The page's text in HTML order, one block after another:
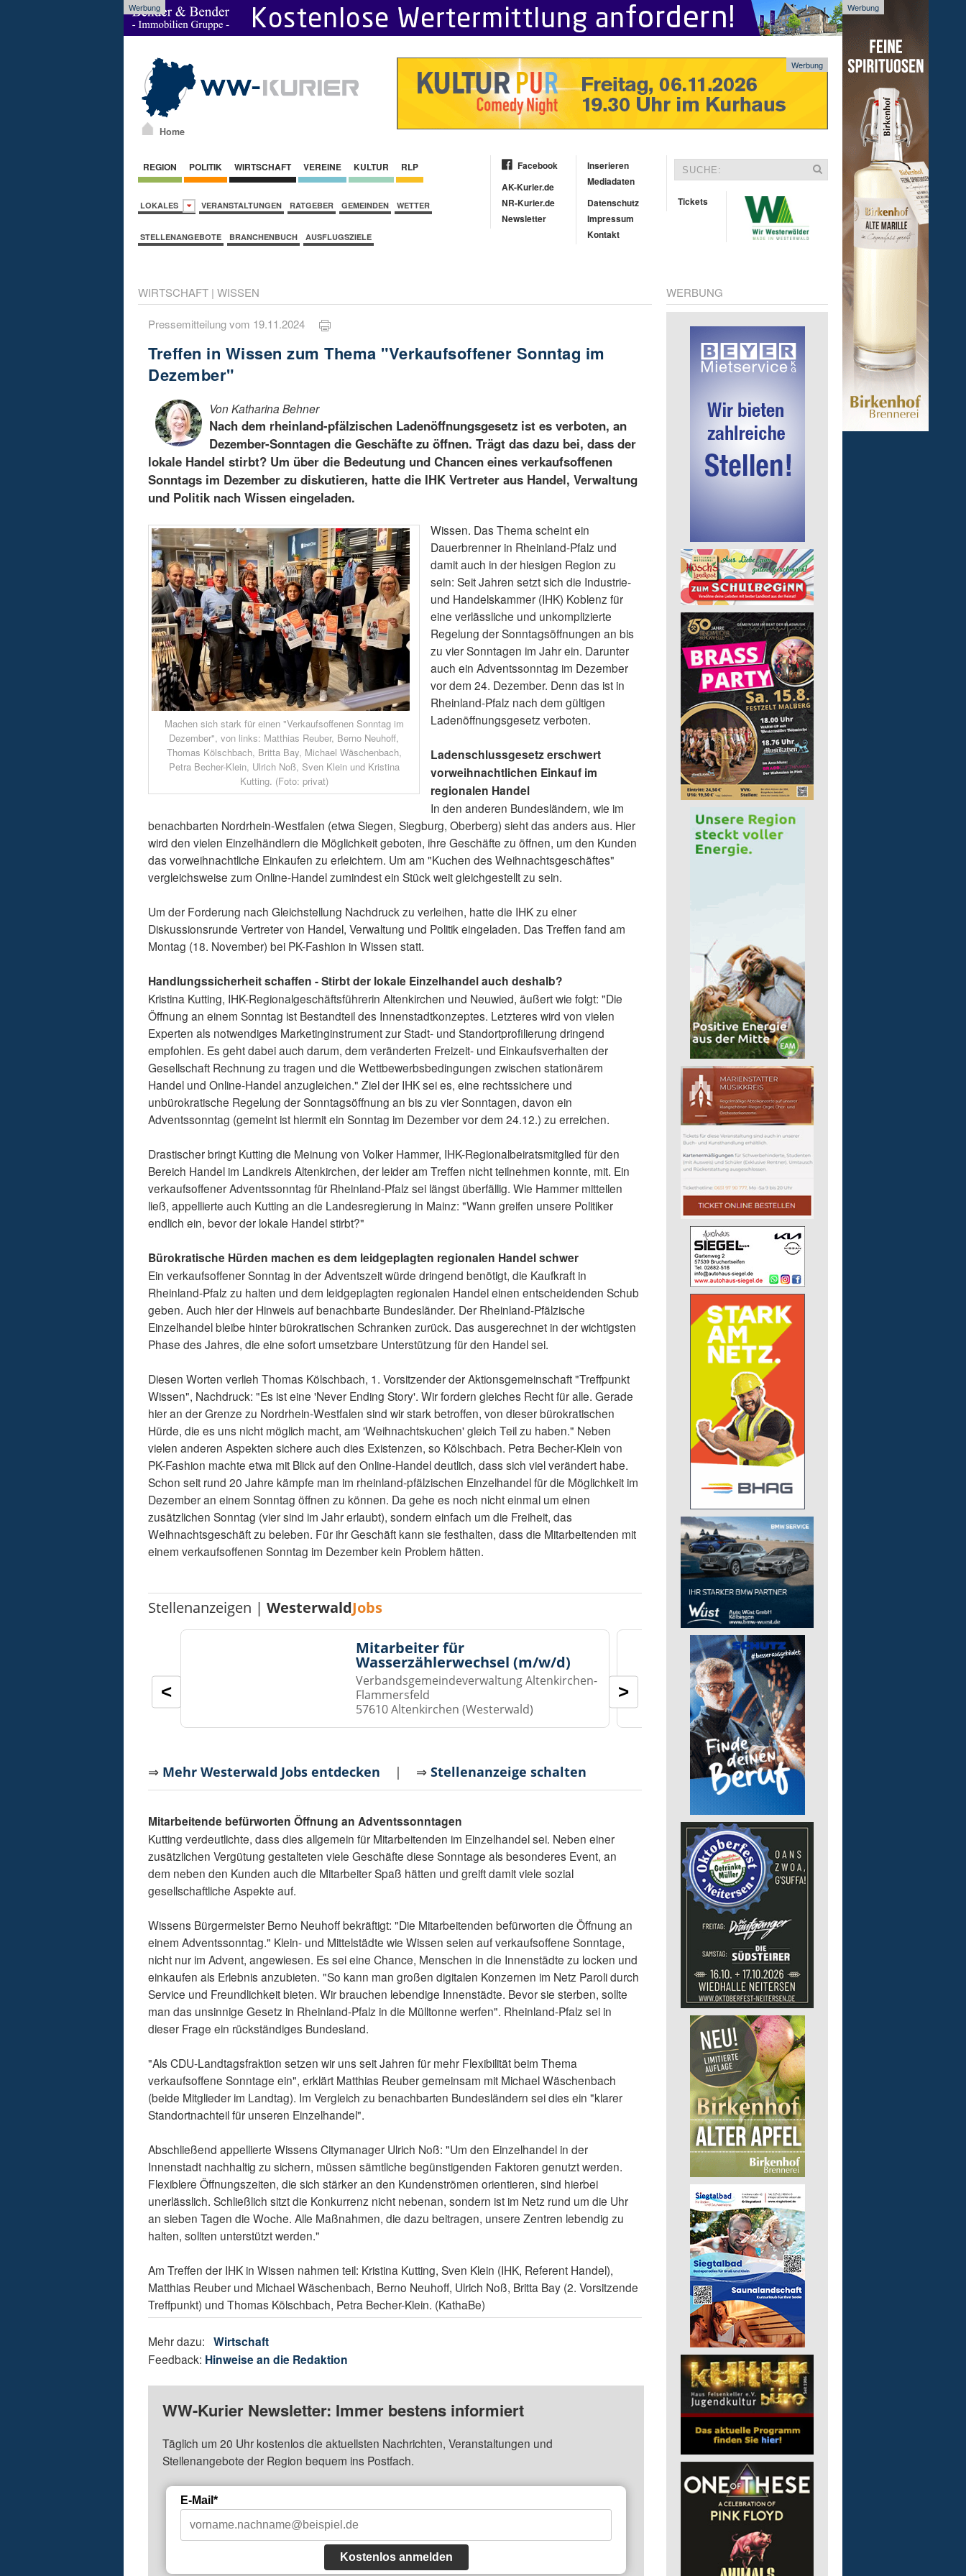
Werbung Werbung
Home
Werbung
REGION POLITIK WIRTSCHAFT VEREINE KULTUR RLP
LOKALES VERANSTALTUNGEN RATGEBER GEMEINDEN WETTER
STELLENANGEBOTE BRANCHENBUCH AUSFLUGSZIELE
Facebook
AK-Kurier.de
NR-Kurier.de
Newsletter
Inserieren
Mediadaten
Datenschutz
Impressum
Kontakt
Tickets
WIRTSCHAFT | WISSEN
Pressemitteilung vom 19.11.2024
Treffen in Wissen zum Thema "Verkaufsoffener Sonntag im
Dezember"
Von Katharina Behner
Nach dem rheinland-pfälzischen Ladenöffnungsgesetz ist es verboten, an
Dezember-Sonntagen die Geschäfte zu öffnen. Trägt das dazu bei, dass der
lokale Handel stirbt? Um über die Bedeutung und Chancen eines verkaufsoffenen
Sonntags im Dezember zu diskutieren, hatte die IHK Vertreter aus Handel, Verwaltung
und Politik nach Wissen eingeladen.
Machen sich stark für einen "Verkaufsoffenen Sonntag im
Dezember", von links: Matthias Reuber, Berno Neuhoff,
Thomas Kölschbach, Britta Bay, Michael Wäschenbach,
Petra Becher-Klein, Ulrich Noß, Sven Klein und Kristina
Kutting. (Foto: privat)
Wissen. Das Thema scheint ein
Dauerbrenner in Rheinland-Pfalz und
damit auch in der hiesigen Region zu
sein: Seit Jahren setzt sich die Industrie-
und Handelskammer (IHK) Koblenz für
eine verlässliche und unkomplizierte
Regelung der Sonntagsöffnungen an bis
zu vier Sonntagen im Jahr ein. Darunter
auch ein Adventssonntag im Dezember
vor dem 24. Dezember. Denn das ist in
Rheinland-Pfalz nach dem gültigen
Ladenöffnungsgesetz verboten.
Ladenschlussgesetz erschwert
vorweihnachtlichen Einkauf im
regionalen Handel
In den anderen Bundesländern, wie im
benachbarten Nordrhein-Westfalen (etwa Siegen, Siegburg, Oberberg) sieht das anders aus. Hier
wird den vielen Einzelhändlern die Möglichkeit geboten, ihre Geschäfte zu öffnen, um den Kunden
das vorweihnachtliche Einkaufen zu erleichtern. Um am "Kuchen des Weihnachtsgeschäftes"
vergleichsweise zum Online-Handel zumindest ein Stück weit gleichgestellt zu sein.
Um der Forderung nach Gleichstellung Nachdruck zu verleihen, hatte die IHK zu einer
Diskussionsrunde Vertreter von Handel, Verwaltung und Politik eingeladen. Das Treffen fand am
Montag (18. November) bei PK-Fashion in Wissen statt.
Handlungssicherheit schaffen - Stirbt der lokale Einzelhandel auch deshalb?
Kristina Kutting, IHK-Regionalgeschäftsführerin Altenkirchen und Neuwied, äußert wie folgt: "Die
Öffnung an einem Sonntag ist Bestandteil des Innenstadtkonzeptes. Letzteres wird von vielen
Experten als notwendiges Marketinginstrument zur Stadt- und Standortprofilierung dringend
empfohlen. Es geht dabei auch darum, dem veränderten Freizeit- und Einkaufsverhalten der
Gesellschaft Rechnung zu tragen und die Wettbewerbsbedingungen zwischen stationärem
Handel und Online-Handel anzugleichen." Ziel der IHK sei es, eine rechtssichere und
unbürokratische Regelung der Sonntagsöffnung an bis zu vier Sonntagen, davon ein
Adventssonntag (gemeint ist hiermit ein Sonntag im Dezember vor dem 24.12.) zu erreichen.
Drastischer bringt Kutting die Meinung von Volker Hammer, IHK-Regionalbeiratsmitglied für den
Bereich Handel im Landkreis Altenkirchen, der leider am Treffen nicht teilnehmen konnte, mit. Ein
verkaufsoffener Adventssonntag für Rheinland-Pfalz sei längst überfällig. Wie Hammer mitteilen
ließ, appellierte auch Kutting an die Landesregierung in Mainz: "Wann greifen unsere Politiker
endlich ein, bevor der lokale Handel stirbt?"
Bürokratische Hürden machen es dem leidgeplagten regionalen Handel schwer
Ein verkaufsoffener Sonntag in der Adventszeit würde dringend benötigt, die Kaufkraft in
Rheinland-Pfalz zu halten und dem leidgeplagten regionalen Handel einen entscheidenden Schub
geben. Auch hier der Hinweis auf benachbarte Bundesländer. Der Rheinland-Pfälzische
Einzelhandel bleibe hinter bürokratischen Schranken zurück. Das ausgerechnet in der wichtigsten
Phase des Jahres, die eine sofort umsetzbare Unterstützung für den Handel sei.
Diesen Worten verlieh Thomas Kölschbach, 1. Vorsitzender der Aktionsgemeinschaft "Treffpunkt
Wissen", Nachdruck: "Es ist eine 'Never Ending Story'. Wir fordern gleiches Recht für alle. Gerade
hier an der Grenze zu Nordrhein-Westfalen sind wir stark betroffen, von dieser bürokratischen
Hürde, die es uns nicht möglich macht, am 'Weihnachtskuchen' gleich Teil zu haben." Neben
vielen anderen Aspekten sichere auch dies Existenzen, so Kölschbach. Petra Becher-Klein von
PK-Fashion machte etwa mit Blick auf den Online-Handel deutlich, dass sich viel verändert habe.
Schon seit rund 20 Jahre kämpfe man im rheinland-pfälzischen Einzelhandel für die Möglichkeit im
Dezember an einem Sonntag öffnen zu können. Da gehe es noch nicht einmal um einen
zusätzlichen Sonntag (vier sind im Jahr erlaubt), sondern einfach um die Freiheit, das
Weihnachtsgeschäft zu beleben. Für ihr Geschäft kann sie festhalten, dass die Mitarbeitenden mit
einem verkaufsoffenen Sonntag im Dezember kein Problem hätten.
Stellenanzeigen |WesterwaldJobs
Mitarbeiter für
Wasserzählerwechsel (m/w/d)
Verbandsgemeindeverwaltung Altenkirchen-
Flammersfeld
57610 Altenkirchen (Westerwald)
Pädagogische
für die
Lebenshilfe im Landkreis
GmbH
57632 Flammersfeld
< >
⇒ Mehr Westerwald Jobs entdecken | ⇒Stellenanzeige schalten
Mitarbeitende befürworten Öffnung an Adventssonntagen
Kutting verdeutlichte, dass dies allgemein für Mitarbeitenden im Einzelhandel sei. Neben einer
zusätzlichen Vergütung gestalteten viele Geschäfte diese Sonntage als besonderes Event, an
dem neben den Kunden auch die Mitarbeiter Spaß hätten und greift damit viele sozial
gesellschaftliche Aspekte auf.
Wissens Bürgermeister Berno Neuhoff bekräftigt: "Die Mitarbeitenden befürworten die Öffnung an
einem Adventssonntag." Klein- und Mittelstädte wie Wissen seien auf verkaufsoffene Sonntage,
nicht nur im Advent, angewiesen. Es sei eine Chance, Menschen in die Innenstädte zu locken und
einkaufen als Erlebnis anzubieten. "So kann man großen digitalen Konzernen im Netz Paroli durch
Service und Freundlichkeit bieten. Wir brauchen lebendige Innenstädte. Bevor sie sterben, sollte
man das unsinnige Gesetz in Rheinland-Pfalz in die Mülltonne werfen". Rheinland-Pfalz sei in
dieser Frage ein rückständiges Bundesland.
"Als CDU-Landtagsfraktion setzen wir uns seit Jahren für mehr Flexibilität beim Thema
verkaufsoffene Sonntage ein", erklärt Matthias Reuber gemeinsam mit Michael Wäschenbach
(beide Mitglieder im Landtag). Im Vergleich zu benachbarten Bundesländern sei dies ein "klarer
Standortnachteil für unseren Einzelhandel".
Abschließend appellierte Wissens Citymanager Ulrich Noß: "Um den Einzelhandel in der
Innenstadt nachhaltig zu sichern, müssen sämtliche begünstigenden Faktoren genutzt werden.
Flexiblere Öffnungszeiten, die sich stärker an den Kundenströmen orientieren, sind hierbei
unerlässlich. Schließlich sitzt die Konkurrenz nicht nebenan, sondern ist im Netz rund um die Uhr
an sieben Tagen die Woche. Alle Maßnahmen, die dazu beitragen, unsere Zentren lebendig zu
halten, sollten unterstützt werden."
Am Treffen der IHK in Wissen nahmen teil: Kristina Kutting, Sven Klein (IHK, Referent Handel),
Matthias Reuber und Michael Wäschenbach, Berno Neuhoff, Ulrich Noß, Britta Bay (2. Vorsitzende
Treffpunkt) und Thomas Kölschbach, Petra Becher-Klein. (KathaBe)
Mehr dazu:Wirtschaft
Feedback: Hinweise an die Redaktion
WW-Kurier Newsletter: Immer bestens informiert
Täglich um 20 Uhr kostenlos die aktuellsten Nachrichten, Veranstaltungen und
Stellenangebote der Region bequem ins Postfach.
E-Mail*
Kostenlos anmelden
WERBUNG